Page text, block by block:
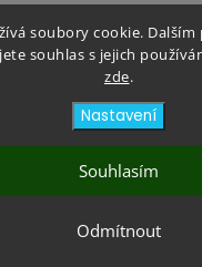
soubory cookie.
souhlas s jejich
zde.
Nastavení
Odmítnout
Souhlasím
Bosch Performance Line
Shoptet | Design